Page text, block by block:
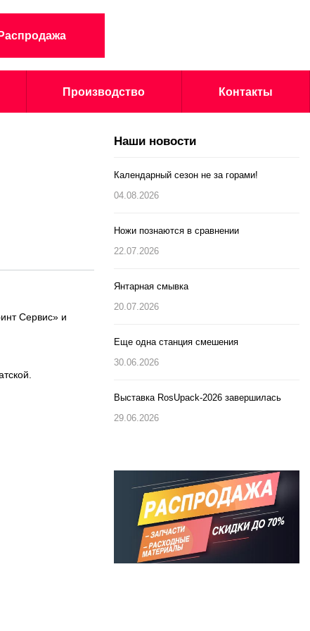
Распродажа
Производство Контакты
Наши новости
Календарный сезон не за горами!
04.08.2026
Ножи познаются в сравнении
22.07.2026
Янтарная смывка
20.07.2026
Еще одна станция смешения
30.06.2026
Выставка RosUpack-2026 завершилась
29.06.2026
Сервис» и